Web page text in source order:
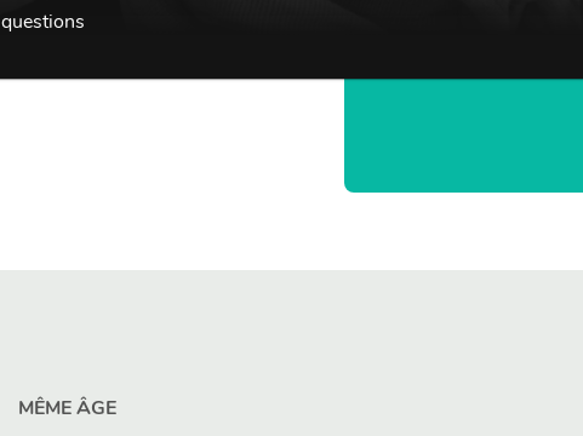
questions
MÊME ÂGE